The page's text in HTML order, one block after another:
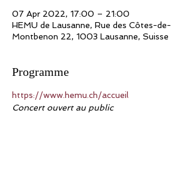
07 Apr 2022, 17:00 – 21:00
HEMU de Lausanne, Rue des Côtes-de-
Montbenon 22, 1003 Lausanne, Suisse
Programme
https://www.hemu.ch/accueil
Concert ouvert au public